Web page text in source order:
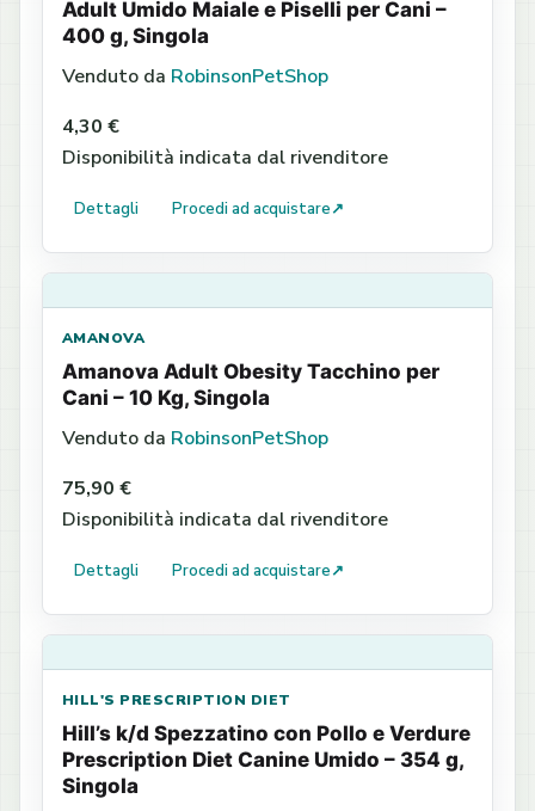
Adult Umido Maiale e Piselli per Cani –
400 g, Singola
Venduto da RobinsonPetShop
4,30 €
Disponibilità indicata dal rivenditore
Dettagli Procedi ad acquistare↗
AMANOVA
Amanova Adult Obesity Tacchino per
Cani – 10 Kg, Singola
Venduto da RobinsonPetShop
75,90 €
Disponibilità indicata dal rivenditore
Dettagli Procedi ad acquistare↗
HILL'S PRESCRIPTION DIET
Hill’s k/d Spezzatino con Pollo e Verdure
Prescription Diet Canine Umido – 354 g,
Singola